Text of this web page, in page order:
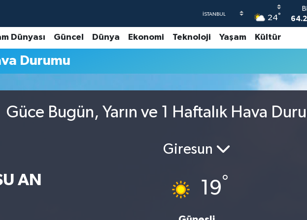
24°
Dünyası Güncel Dünya Ekonomi Teknoloji Yaşam Kültür
Durumu
Güce Bugün, Yarın ve 1 Haftalık Hava
AN
Giresun
19°